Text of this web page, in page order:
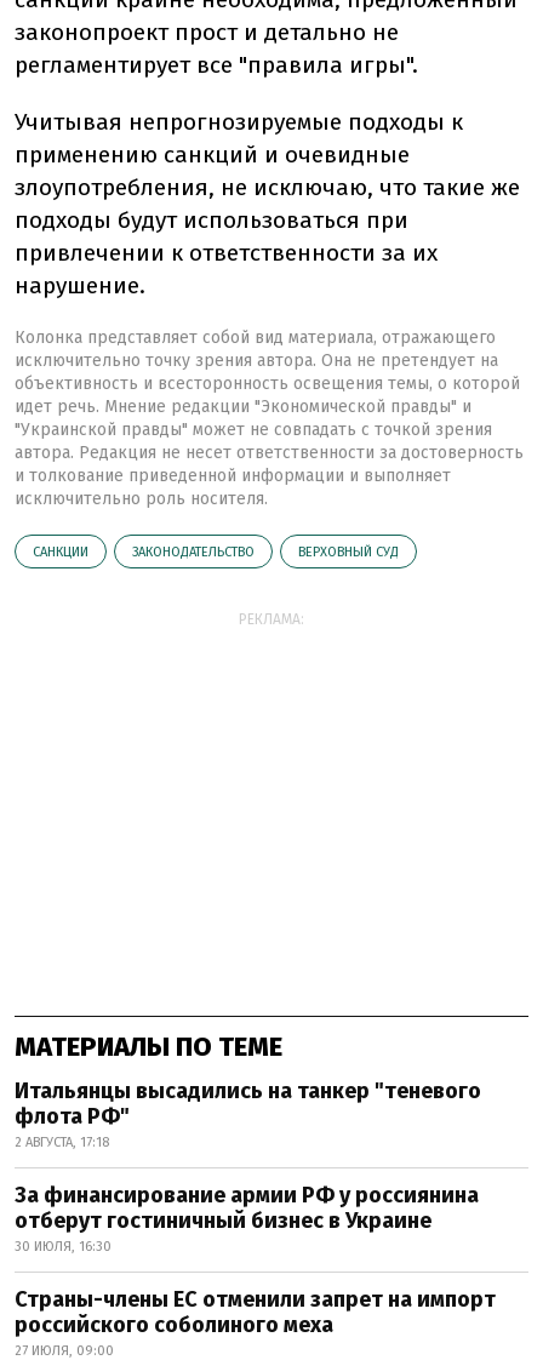
законопроект прост и детально не
регламентирует все "правила игры".
Учитывая непрогнозируемые подходы к
применению санкций и очевидные
злоупотребления, не исключаю, что такие же
подходы будут использоваться при
привлечении к ответственности за их
нарушение.
Колонка представляет собой вид материала, отражающего
исключительно точку зрения автора. Она не претендует на
объективность и всесторонность освещения темы, о которой
идет речь. Мнение редакции "Экономической правды" и
"Украинской правды" может не совпадать с точкой зрения
автора. Редакция не несет ответственности за достоверность
и толкование приведенной информации и выполняет
исключительно роль носителя.
САНКЦИИ ЗАКОНОДАТЕЛЬСТВО ВЕРХОВНЫЙ СУД
РЕКЛАМА:
МАТЕРИАЛЫ ПО ТЕМЕ
Итальянцы высадились на танкер "теневого
флота РФ"
2 АВГУСТА, 17:18
За финансирование армии РФ у россиянина
отберут гостиничный бизнес в Украине
30 ИЮЛЯ, 16:30
Страны-члены ЕС отменили запрет на импорт
российского соболиного меха
27 ИЮЛЯ, 09:00